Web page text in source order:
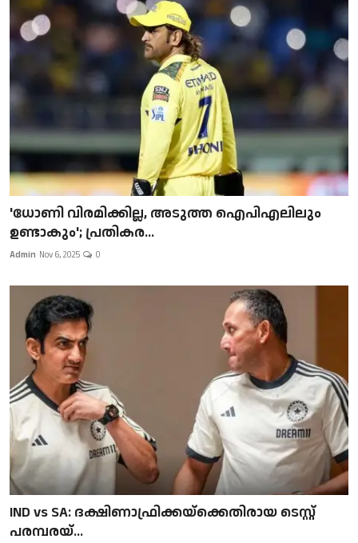
'ധോണി വിരമിക്കില്ല, അടുത്ത ഐപിഎലിലും
ഉണ്ടാകും'; പ്രതികര...
Admin Nov 6, 2025 0
IND vs SA: ദക്ഷിണാഫ്രിക്കയ്‌ക്കെതിരായ ടെസ്റ്റ്
പരമ്പരയ്...